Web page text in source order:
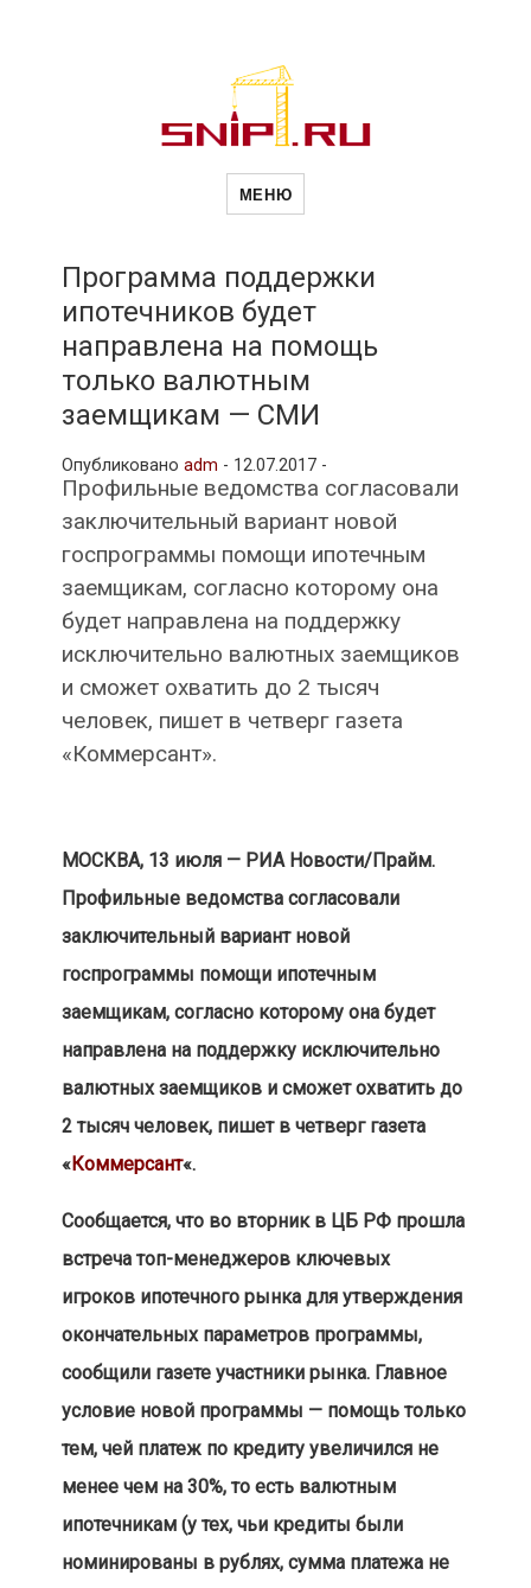
Новости
и
рубрики
МЕНЮ
Программа поддержки
ипотечников будет
направлена на помощь
только валютным
заемщикам — СМИ
Опубликовано adm - 12.07.2017 -
Профильные ведомства согласовали
заключительный вариант новой
госпрограммы помощи ипотечным
заемщикам, согласно которому она
будет направлена на поддержку
исключительно валютных заемщиков
и сможет охватить до 2 тысяч
человек, пишет в четверг газета
«Коммерсант».
МОСКВА, 13 июля — РИА Новости/Прайм.
Профильные ведомства согласовали
заключительный вариант новой
госпрограммы помощи ипотечным
заемщикам, согласно которому она будет
направлена на поддержку исключительно
валютных заемщиков и сможет охватить до
2 тысяч человек, пишет в четверг газета
«Коммерсант«.
Сообщается, что во вторник в ЦБ РФ прошла
встреча топ-менеджеров ключевых
игроков ипотечного рынка для утверждения
окончательных параметров программы,
сообщили газете участники рынка. Главное
условие новой программы — помощь только
тем, чей платеж по кредиту увеличился не
менее чем на 30%, то есть валютным
ипотечникам (у тех, чьи кредиты были
номинированы в рублях, сумма платежа не